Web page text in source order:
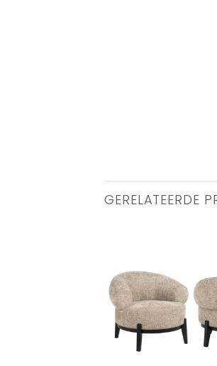
GERELATEERDE